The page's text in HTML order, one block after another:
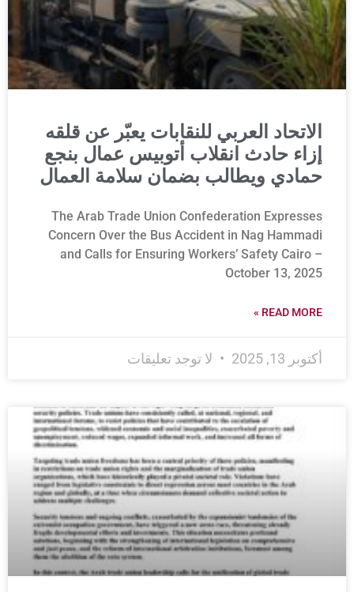
الاتحاد العربي للنقابات يعبّر عن قلقه
إزاء حادث انقلاب أتوبيس عمال بنجع
حمادي ويطالب بضمان سلامة العمال
The Arab Trade Union Confederation Expresses
Concern Over the Bus Accident in Nag Hammadi
and Calls for Ensuring Workers’ Safety Cairo –
October 13, 2025
READ MORE »
أكتوبر 13, 2025 لا توجد تعليقات